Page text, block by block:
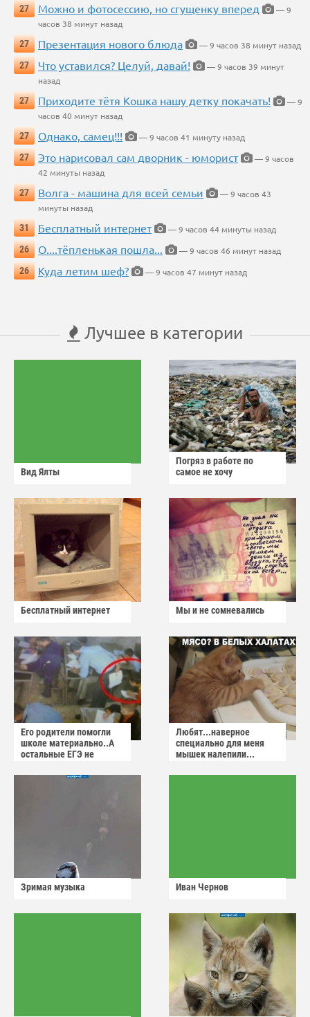
27 Можно и фотосессию, но сгущенку вперед
— 9
часов 38 минут назад
27
Презентация нового блюда
— 9 часов 38 минут назад
27
Что уставился? Целуй, давай!
— 9 часов 39 минут
назад
27
Приходите тётя Кошка нашу детку покачать!
— 9
часов 40 минут назад
27
Однако, самец!!!
— 9 часов 41 минуту назад
27
Это нарисовал сам дворник - юморист
— 9 часов
42 минуты назад
27
Волга - машина для всей семьи
— 9 часов 43
минуты назад
31
Бесплатный интернет
— 9 часов 44 минуты назад
26
О....тёпленькая пошла...
— 9 часов 46 минут назад
26
Куда летим шеф? — 9 часов 47 минут назад
Лучшее в категории
Вид Ялты
Погряз в работе по
самое не хочу
Бесплатный интернет Мы и не сомневались
Его родители помогли
школе материально..А
остальные ЕГЭ не
Любят...наверное
специально для меня
мышек налепили...
Зримая музыка Иван Чернов